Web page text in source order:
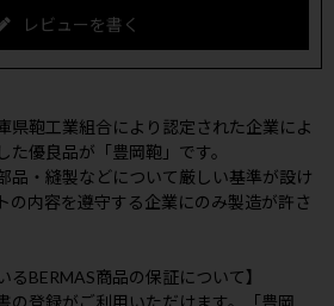
レビューを書く
県鞄工業組合により認定された企業によ
た優良品が「豊岡鞄」です。
品・縫製などについて厳しい基準が設け
の内容を遵守する企業にのみ製造が許さ
るBERMAS商品の保証について】
の登録がご利用いただけます。「豊岡